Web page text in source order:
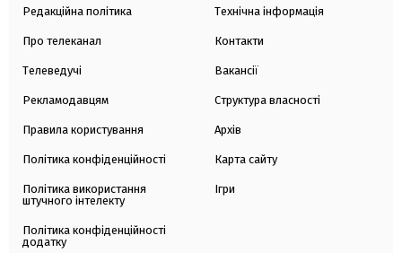
Редакційна політика
Про телеканал
Телеведучі
Рекламодавцям
Правила користування
Політика конфіденційності
Політика використання
штучного інтелекту
Політика конфіденційності
додатку
Технічна інформація
Контакти
Вакансії
Структура власності
Архів
Карта сайту
Ігри